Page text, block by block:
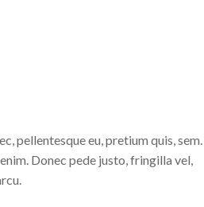
pellentesque eu, pretium quis, sem.
Donec pede justo, fringilla vel,